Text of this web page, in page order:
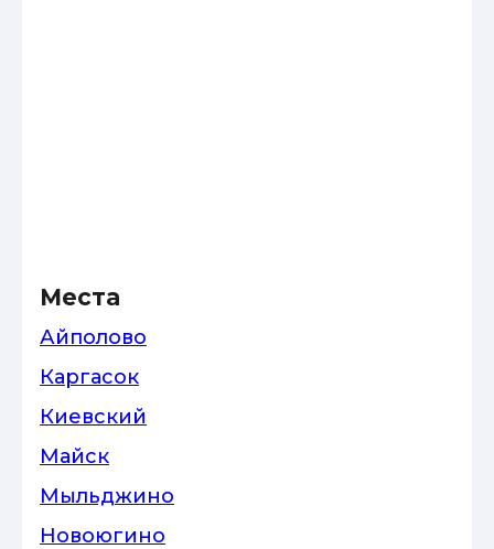
Места
Айполово
Каргасок
Киевский
Майск
Мыльджино
Новоюгино